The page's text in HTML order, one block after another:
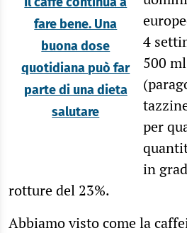
fare bene. Una
buona dose
quotidiana può far
parte di una dieta
salutare
4
500
per
in
rotture del 23%.
Abbiamo visto come la